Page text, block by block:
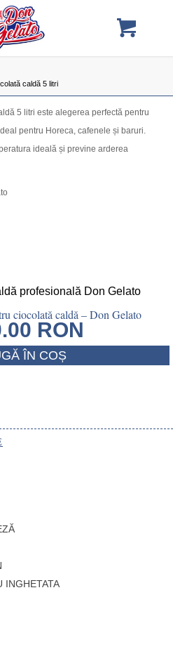
caldă 5 litri
5 litri este alegerea perfectă pentru
pentru Horeca, cafenele și baruri.
ideală și previne arderea
ciocolată caldă – Don Gelato
RON
ÎN COȘ
INGHETATA